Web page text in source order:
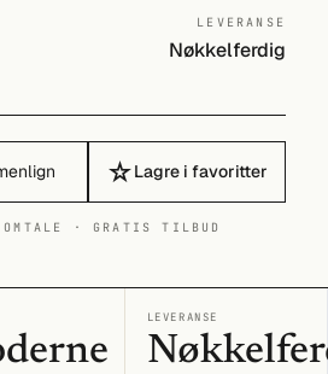
LEVERANSE
Nøkkelferdig
☆Lagre i favoritter
· GRATIS TILBUD
LEVERANSE